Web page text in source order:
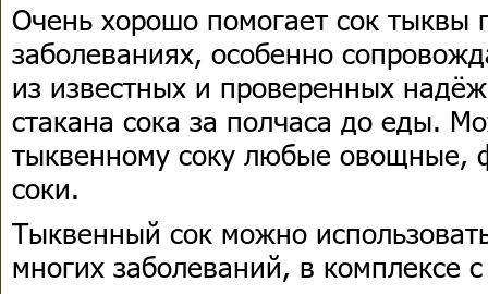
Очень хорошо помогает сок тыквы
заболеваниях, особенно
из известных и проверенных
стакана сока за полчаса до еды.
тыквенному соку любые овощные,
соки.
Тыквенный сок можно
многих заболеваний, в комплексе